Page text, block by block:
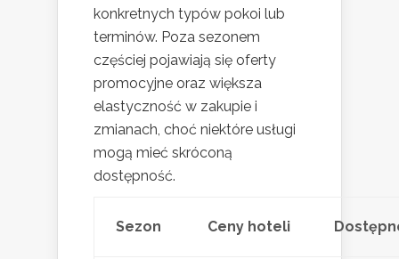
konkretnych typów pokoi lub
terminów. Poza sezonem
częściej pojawiają się oferty
promocyjne oraz większa
elastyczność w zakupie i
zmianach, choć niektóre usługi
mogą mieć skróconą
dostępność.
Sezon Ceny hoteli